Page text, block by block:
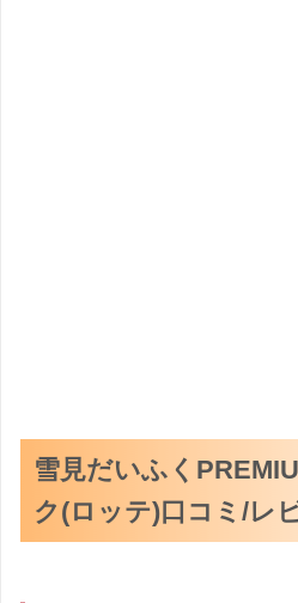
雪見だいふく
ク(ロッテ)口コミ/レ